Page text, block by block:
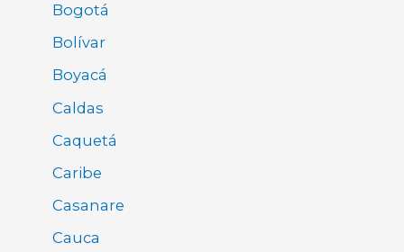
Bogotá
Bolívar
Boyacá
Caldas
Caquetá
Caribe
Casanare
Cauca